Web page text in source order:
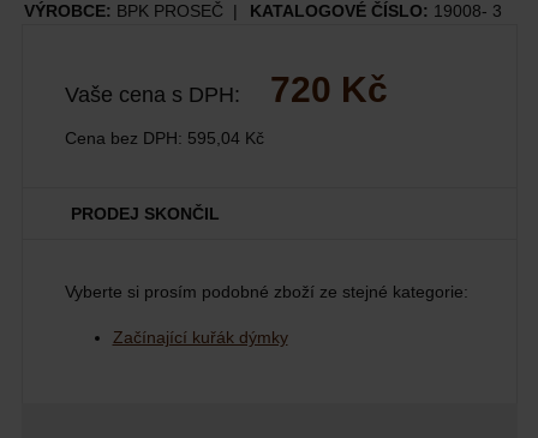
VÝROBCE: BPK PROSEČ KATALOGOVÉ ČÍSLO: 19008- 3
Vaše cena s DPH: 720 Kč
Cena bez DPH: 595,04 Kč
PRODEJ SKONČIL
Vyberte si prosím podobné zboží ze stejné kategorie:
Začínající kuřák dýmky